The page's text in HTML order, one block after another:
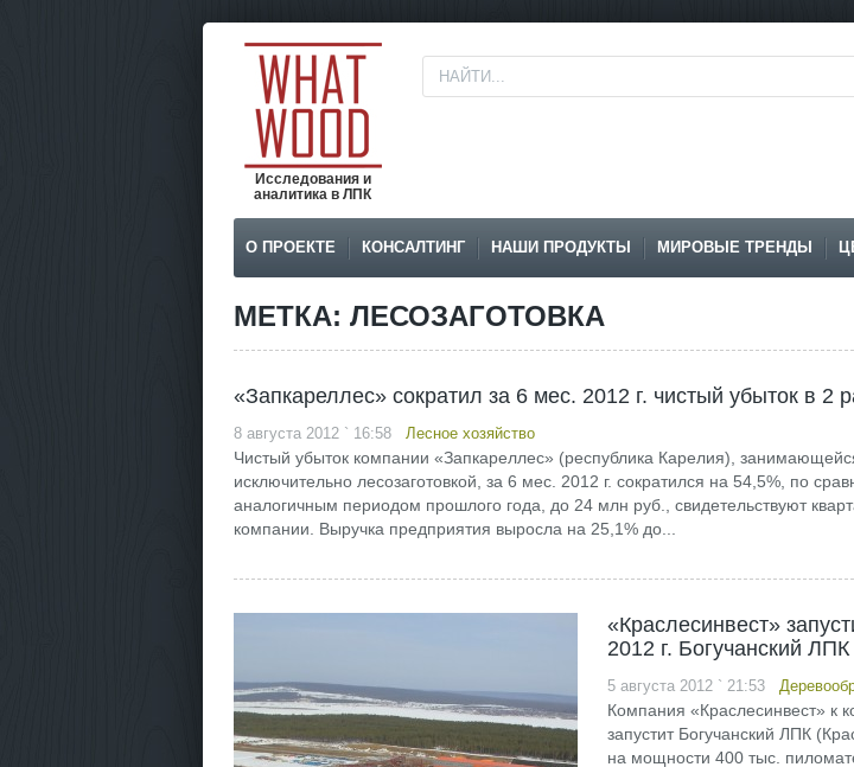
Исследования и
аналитика в ЛПК
О ПРОЕКТЕ КОНСАЛТИНГ НАШИ ПРОДУКТЫ МИРОВЫЕ ТРЕНДЫ
МЕТКА: ЛЕСОЗАГОТОВКА
«Запкареллес» сократил за 6 мес. 2012 г. чистый убыток в 2
8 августа 2012 ` 16:58 Лесное хозяйство
Чистый убыток компании «Запкареллес» (республика Карелия),
исключительно лесозаготовкой, за 6 мес. 2012 г. сократился на 54,5%, по
аналогичным периодом прошлого года, до 24 млн руб., свидетельствуют
компании. Выручка предприятия выросла на 25,1% до...
«Краслесинвест»
2012 г. Богучанский ЛПК
5 августа 2012 ` 21:53
Компания «Краслесинвест» к
запустит Богучанский ЛПК
на мощности 400 тыс.